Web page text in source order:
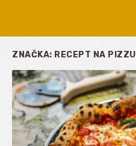
ZNAČKA: RECEPT NA PIZZU